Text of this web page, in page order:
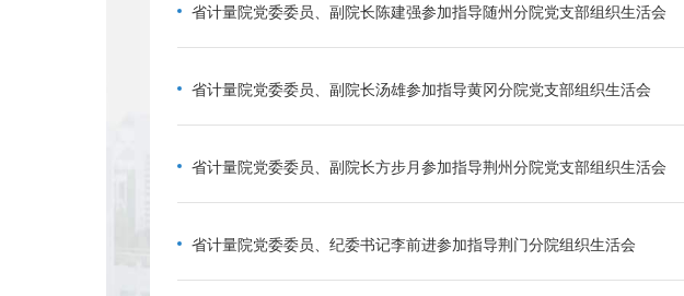
省计量院党委委员、副院长陈建强参加指导随州分院党支部组织生活会
省计量院党委委员、副院长汤雄参加指导黄冈分院党支部组织生活会
省计量院党委委员、副院长方步月参加指导荆州分院党支部组织生活会
省计量院党委委员、纪委书记李前进参加指导荆门分院组织生活会